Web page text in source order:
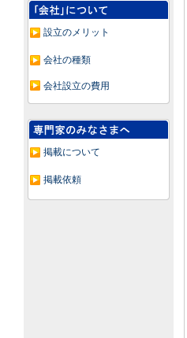
設立のメリット
会社の種類
会社設立の費用
掲載について
掲載依頼